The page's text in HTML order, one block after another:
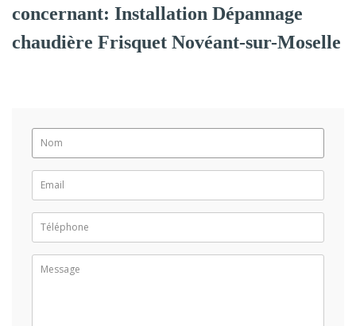
concernant: Installation Dépannage
chaudière Frisquet Novéant-sur-Moselle